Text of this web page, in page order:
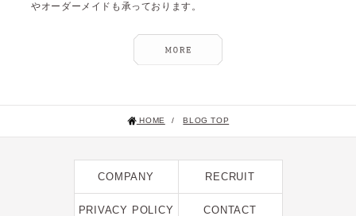
やオーダーメイドも承っております。
HOME / BLOG TOP
COMPANY RECRUIT
PRIVACY POLICY CONTACT